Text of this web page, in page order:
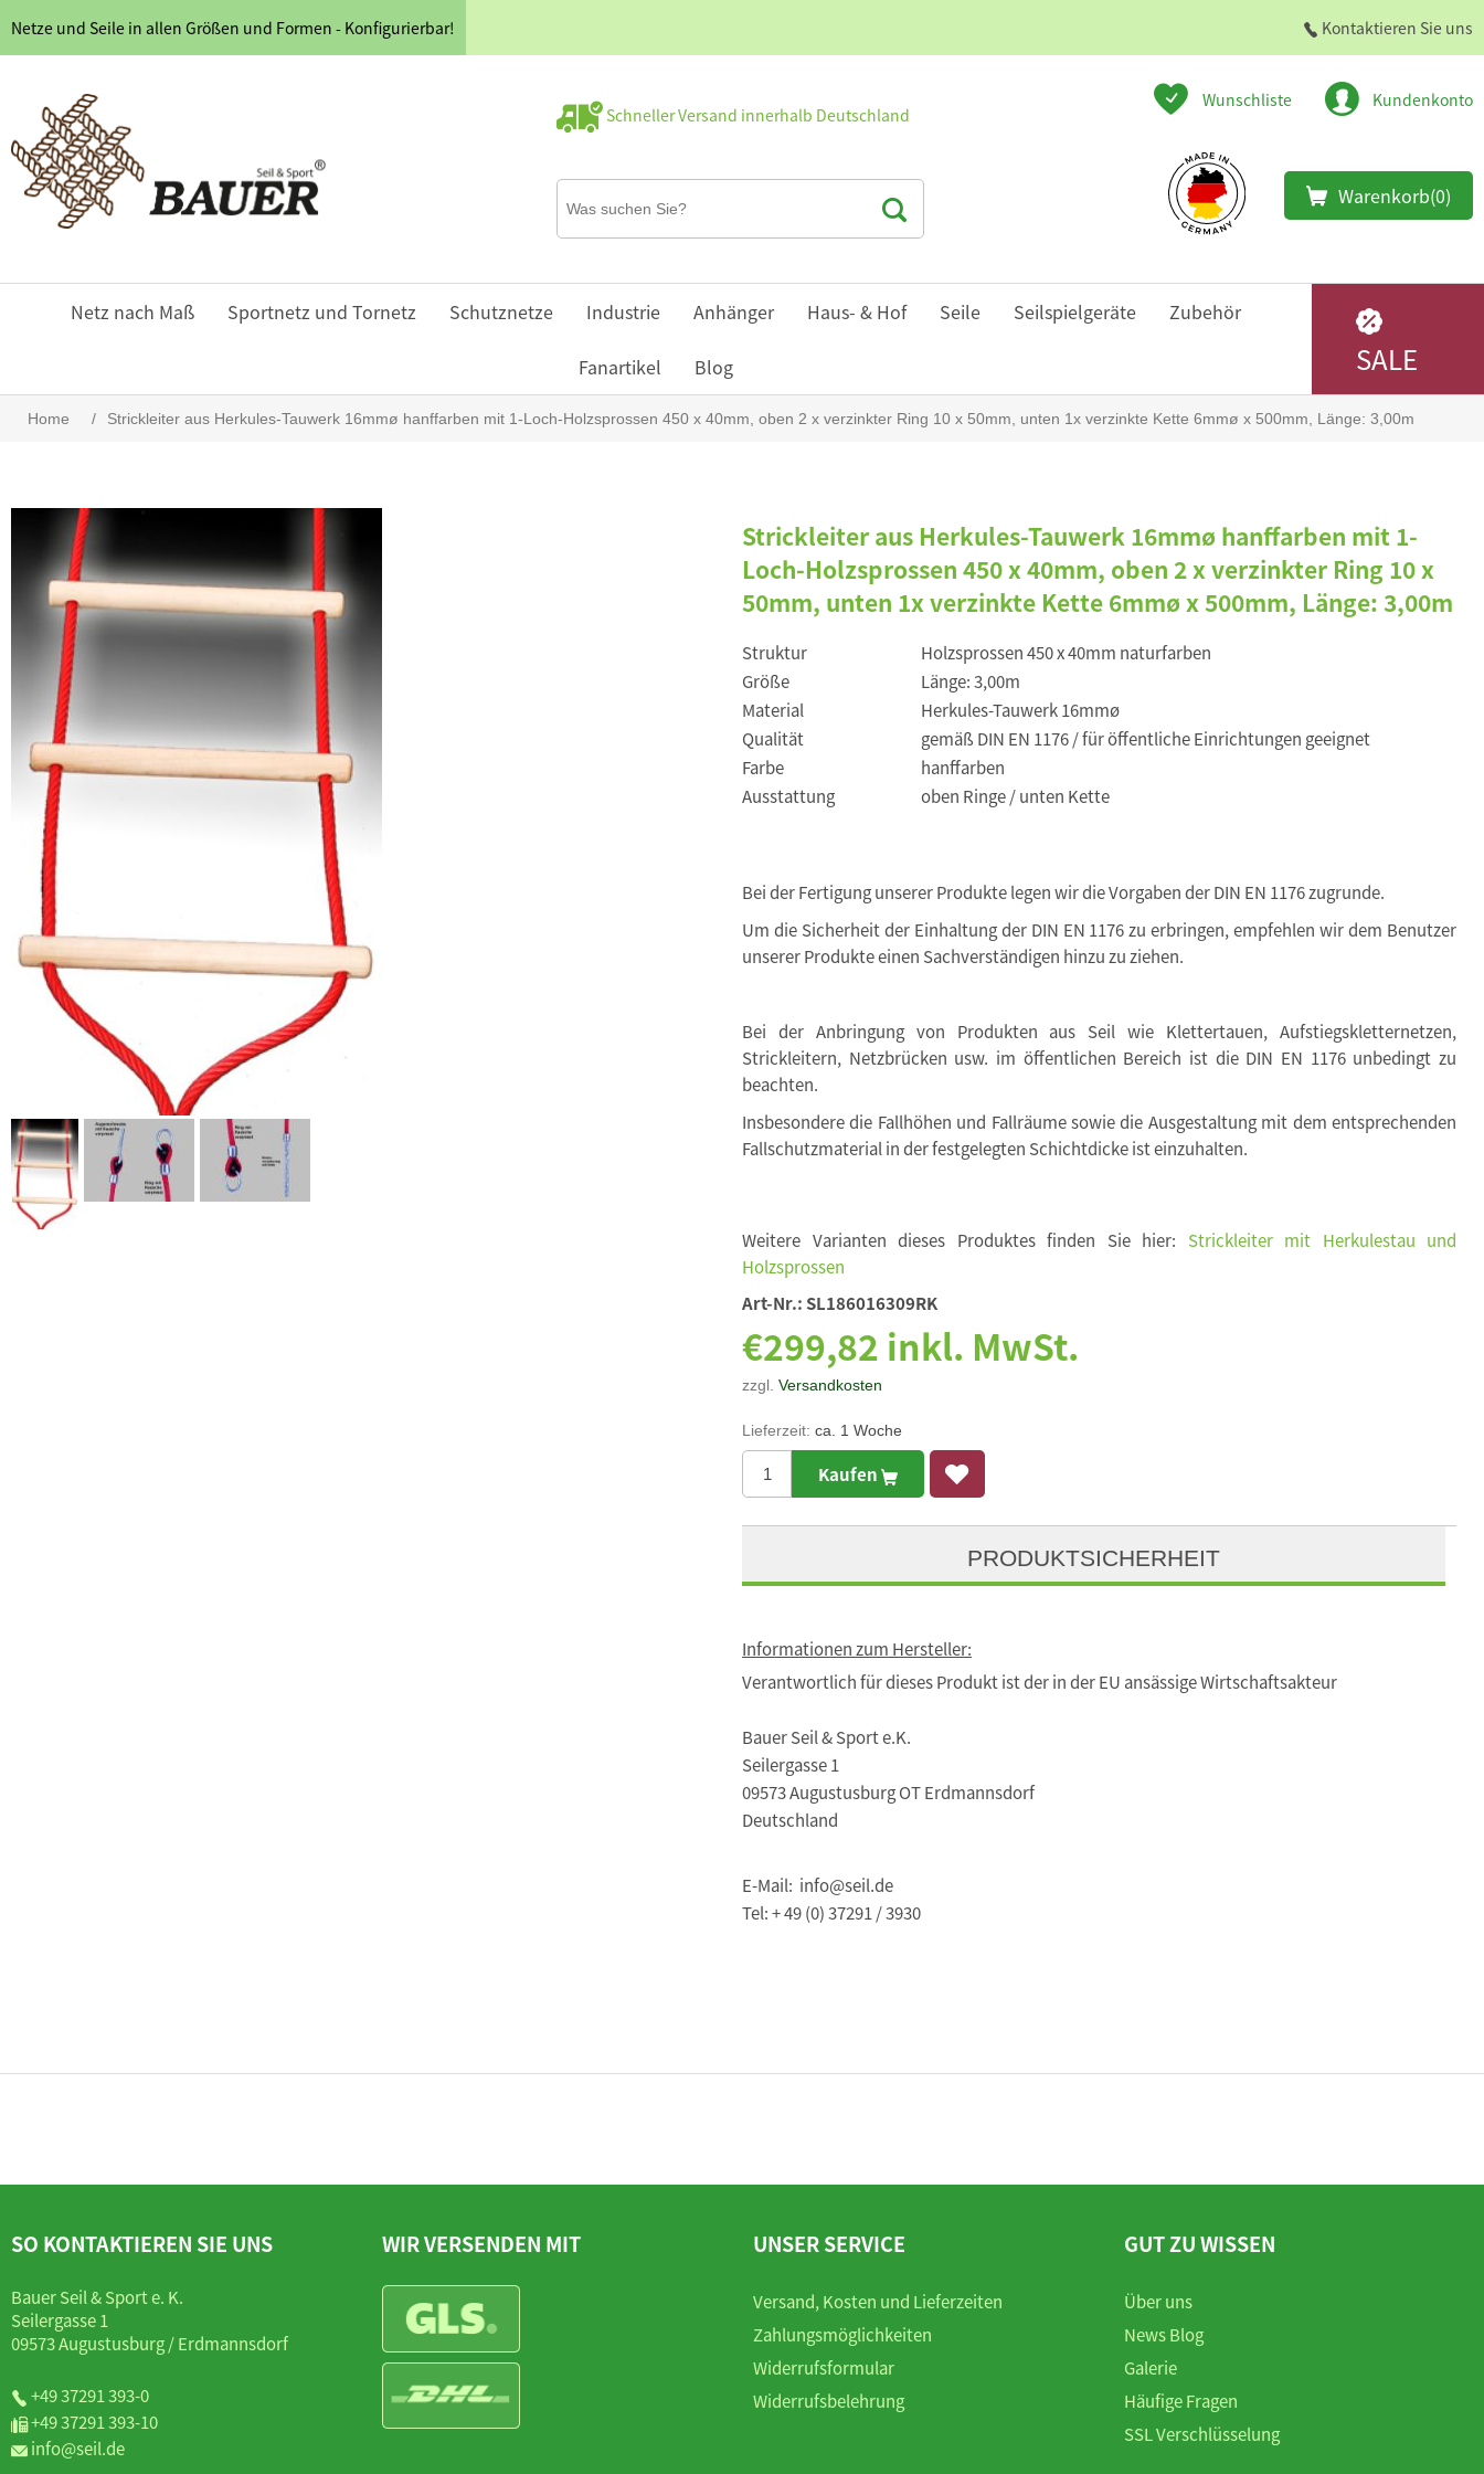
Netze und Seile in allen Größen und Formen - Konfigurierbar! Kontaktieren Sie uns
Schneller Versand innerhalb Deutschland
Wunschliste Kundenkonto
Warenkorb(0)
Netz nach Maß Sportnetz und Tornetz Schutznetze Industrie Anhänger Haus- & Hof Seile Seilspielgeräte Zubehör
Fanartikel Blog SALE
Home / Strickleiter aus Herkules-Tauwerk 16mmø hanffarben mit 1-Loch-Holzsprossen 450 x 40mm, oben 2 x verzinkter Ring 10 x 50mm, unten 1x verzinkte Kette 6mmø x 500mm, Länge: 3,00m
Strickleiter aus Herkules-Tauwerk 16mmø hanffarben mit 1-
Loch-Holzsprossen 450 x 40mm, oben 2 x verzinkter Ring 10 x
50mm, unten 1x verzinkte Kette 6mmø x 500mm, Länge: 3,00m
Struktur
Holzsprossen 450 x 40mm naturfarben
Größe
Länge: 3,00m
Material
Herkules-Tauwerk 16mmø
Qualität
gemäß DIN EN 1176 / für öffentliche Einrichtungen geeignet
Farbe
hanffarben
Ausstattung
oben Ringe / unten Kette
Bei der Fertigung unserer Produkte legen wir die Vorgaben der DIN EN 1176 zugrunde.
Um die Sicherheit der Einhaltung der DIN EN 1176 zu erbringen, empfehlen wir dem Benutzer
unserer Produkte einen Sachverständigen hinzu zu ziehen.
Bei der Anbringung von Produkten aus Seil wie Klettertauen, Aufstiegskletternetzen,
Strickleitern, Netzbrücken usw. im öffentlichen Bereich ist die DIN EN 1176 unbedingt zu
beachten.
Insbesondere die Fallhöhen und Fallräume sowie die Ausgestaltung mit dem entsprechenden
Fallschutzmaterial in der festgelegten Schichtdicke ist einzuhalten.
Weitere Varianten dieses Produktes finden Sie hier: Strickleiter mit Herkulestau und
Holzsprossen
Art-Nr.: SL186016309RK
€299,82 inkl. MwSt.
zzgl. Versandkosten
Lieferzeit: ca. 1 Woche
Kaufen
PRODUKTSICHERHEIT
Informationen zum Hersteller:
Verantwortlich für dieses Produkt ist der in der EU ansässige Wirtschaftsakteur
Bauer Seil & Sport e.K.
Seilergasse 1
09573 Augustusburg OT Erdmannsdorf
Deutschland
E-Mail: info@seil.de
Tel: + 49 (0) 37291 / 3930
SO KONTAKTIEREN SIE UNS
Bauer Seil & Sport e. K.
Seilergasse 1
09573 Augustusburg / Erdmannsdorf
+49 37291 393-0
+49 37291 393-10
info@seil.de
WIR VERSENDEN MIT UNSER SERVICE
Versand, Kosten und Lieferzeiten
Zahlungsmöglichkeiten
Widerrufsformular
Widerrufsbelehrung
GUT ZU WISSEN
Über uns
News Blog
Galerie
Häufige Fragen
SSL Verschlüsselung